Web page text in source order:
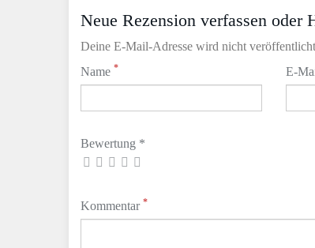
Neue Rezension verfassen oder
Deine E-Mail-Adresse wird nicht
Name * E-
Bewertung *
Kommentar *